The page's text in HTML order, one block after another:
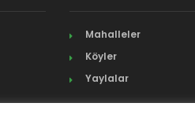
Mahalleler
Köyler
Yaylalar